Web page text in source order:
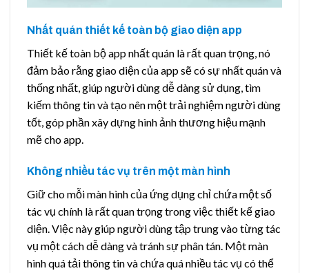
Nhất quán thiết kế toàn bộ giao diện app
Thiết kế toàn bộ app nhất quán là rất quan trọng, nó
đảm bảo rằng giao diện của app sẽ có sự nhất quán và
thống nhất, giúp người dùng dễ dàng sử dụng, tìm
kiếm thông tin và tạo nên một trải nghiệm người dùng
tốt, góp phần xây dựng hình ảnh thương hiệu mạnh
mẽ cho app.
Không nhiều tác vụ trên một màn hình
Giữ cho mỗi màn hình của ứng dụng chỉ chứa một số
tác vụ chính là rất quan trọng trong việc thiết kế giao
diện. Việc này giúp người dùng tập trung vào từng tác
vụ một cách dễ dàng và tránh sự phân tán. Một màn
hình quá tải thông tin và chứa quá nhiều tác vụ có thể